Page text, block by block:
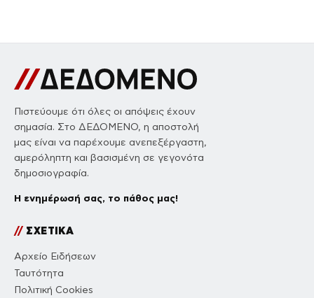
Πιστεύουμε ότι όλες οι απόψεις έχουν
σημασία. Στο ΔΕΔΟΜΕΝΟ, η αποστολή
μας είναι να παρέχουμε ανεπεξέργαστη,
αμερόληπτη και βασισμένη σε γεγονότα
δημοσιογραφία.
Η ενημέρωσή σας, το πάθος μας!
//ΣΧΕΤΙΚΑ
Αρχείο Ειδήσεων
Ταυτότητα
Πολιτική Cookies